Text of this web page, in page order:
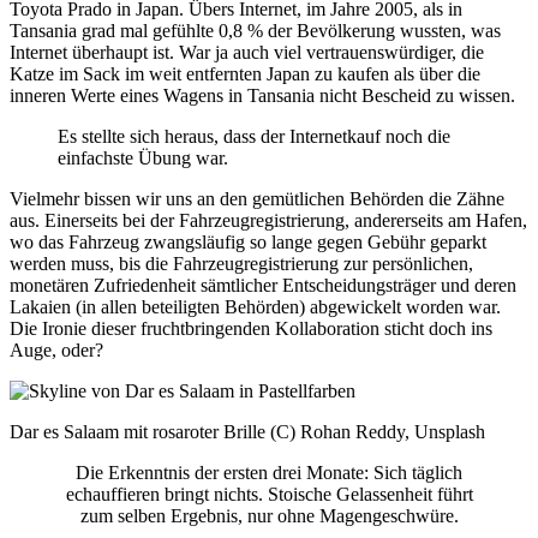
Toyota Prado in Japan. Übers Internet, im Jahre 2005, als in
Tansania grad mal gefühlte 0,8 % der Bevölkerung wussten, was
Internet überhaupt ist. War ja auch viel vertrauenswürdiger, die
Katze im Sack im weit entfernten Japan zu kaufen als über die
inneren Werte eines Wagens in Tansania nicht Bescheid zu wissen.
Es stellte sich heraus, dass der Internetkauf noch die
einfachste Übung war.
Vielmehr bissen wir uns an den gemütlichen Behörden die Zähne
aus. Einerseits bei der Fahrzeugregistrierung, andererseits am Hafen,
wo das Fahrzeug zwangsläufig so lange gegen Gebühr geparkt
werden muss, bis die Fahrzeugregistrierung zur persönlichen,
monetären Zufriedenheit sämtlicher Entscheidungsträger und deren
Lakaien (in allen beteiligten Behörden) abgewickelt worden war.
Die Ironie dieser fruchtbringenden Kollaboration sticht doch ins
Auge, oder?
Dar es Salaam mit rosaroter Brille (C) Rohan Reddy, Unsplash
Die Erkenntnis der ersten drei Monate: Sich täglich
echauffieren bringt nichts. Stoische Gelassenheit führt
zum selben Ergebnis, nur ohne Magengeschwüre.